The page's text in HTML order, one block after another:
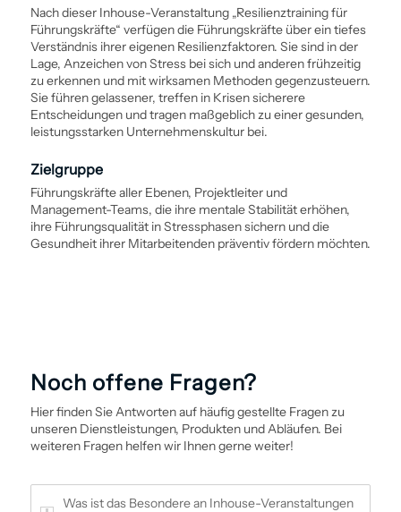
Nach dieser Inhouse-Veranstaltung „Resilienztraining für
Führungskräfte“ verfügen die Führungskräfte über ein tiefes
Verständnis ihrer eigenen Resilienzfaktoren. Sie sind in der
Lage, Anzeichen von Stress bei sich und anderen frühzeitig
zu erkennen und mit wirksamen Methoden gegenzusteuern.
Sie führen gelassener, treffen in Krisen sicherere
Entscheidungen und tragen maßgeblich zu einer gesunden,
leistungsstarken Unternehmenskultur bei.
Zielgruppe
Führungskräfte aller Ebenen, Projektleiter und
Management-Teams, die ihre mentale Stabilität erhöhen,
ihre Führungsqualität in Stressphasen sichern und die
Gesundheit ihrer Mitarbeitenden präventiv fördern möchten.
Noch offene Fragen?
Hier finden Sie Antworten auf häufig gestellte Fragen zu
unseren Dienstleistungen, Produkten und Abläufen. Bei
weiteren Fragen helfen wir Ihnen gerne weiter!
Was ist das Besondere an Inhouse-Veranstaltungen